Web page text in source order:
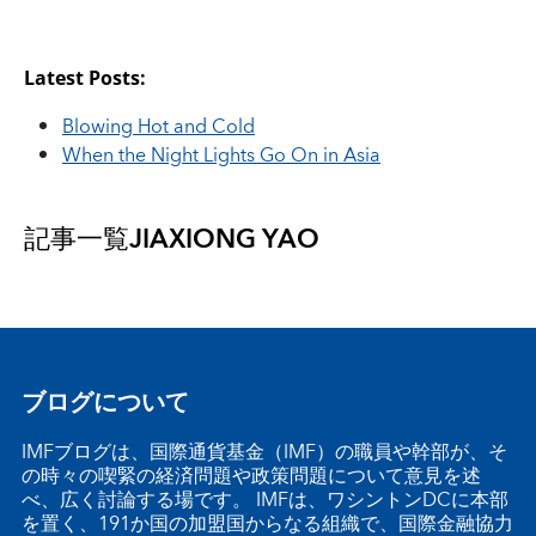
Latest Posts:
Blowing Hot and Cold
When the Night Lights Go On in Asia
記事一覧JIAXIONG YAO
ブログについて
IMFブログは、国際通貨基金（IMF）の職員や幹部が、そ
の時々の喫緊の経済問題や政策問題について意見を述
べ、広く討論する場です。 IMFは、ワシントンDCに本部
を置く、191か国の加盟国からなる組織で、国際金融協力